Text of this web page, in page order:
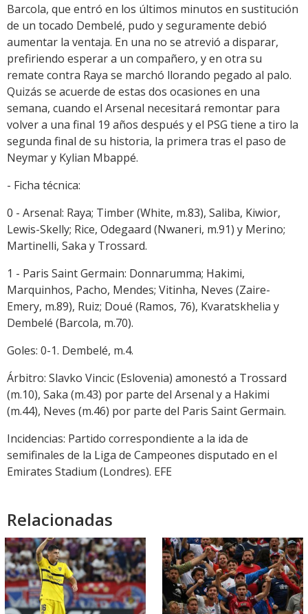
Barcola, que entró en los últimos minutos en sustitución
de un tocado Dembelé, pudo y seguramente debió
aumentar la ventaja. En una no se atrevió a disparar,
prefiriendo esperar a un compañero, y en otra su
remate contra Raya se marchó llorando pegado al palo.
Quizás se acuerde de estas dos ocasiones en una
semana, cuando el Arsenal necesitará remontar para
volver a una final 19 años después y el PSG tiene a tiro la
segunda final de su historia, la primera tras el paso de
Neymar y Kylian Mbappé.
- Ficha técnica:
0 - Arsenal: Raya; Timber (White, m.83), Saliba, Kiwior,
Lewis-Skelly; Rice, Odegaard (Nwaneri, m.91) y Merino;
Martinelli, Saka y Trossard.
1 - Paris Saint Germain: Donnarumma; Hakimi,
Marquinhos, Pacho, Mendes; Vitinha, Neves (Zaire-
Emery, m.89), Ruiz; Doué (Ramos, 76), Kvaratskhelia y
Dembelé (Barcola, m.70).
Goles: 0-1. Dembelé, m.4.
Árbitro: Slavko Vincic (Eslovenia) amonestó a Trossard
(m.10), Saka (m.43) por parte del Arsenal y a Hakimi
(m.44), Neves (m.46) por parte del Paris Saint Germain.
Incidencias: Partido correspondiente a la ida de
semifinales de la Liga de Campeones disputado en el
Emirates Stadium (Londres). EFE
Relacionadas